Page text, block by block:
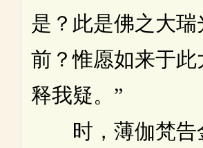
是？此是佛之大瑞
前？惟愿如来于此
释我疑。”
时，薄伽梵告